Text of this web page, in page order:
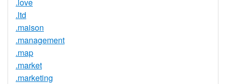
.ltd
.maison
.management
.map
.market
.marketing